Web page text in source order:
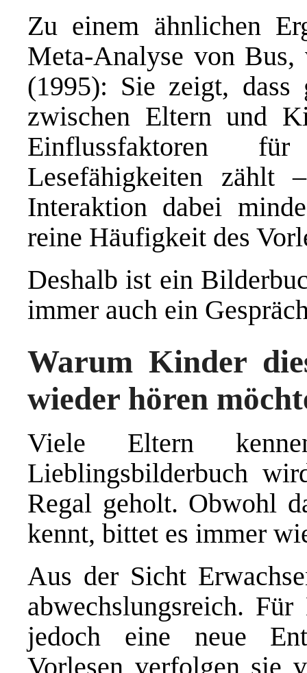
Zu einem ähnlichen
Meta-Analyse von
(1995): Sie zeigt, dass
zwischen Eltern und
Einflussfaktoren
Lesefähigkeiten
Interaktion dabei
reine Häufigkeit des
Deshalb ist ein
immer auch ein
Warum Kinder
wieder hören
Viele Eltern
Lieblingsbilderbuch
Regal geholt. Obwohl
kennt, bittet es immer
Aus der Sicht
abwechslungsreich.
jedoch eine neue
Vorlesen verfolgen sie